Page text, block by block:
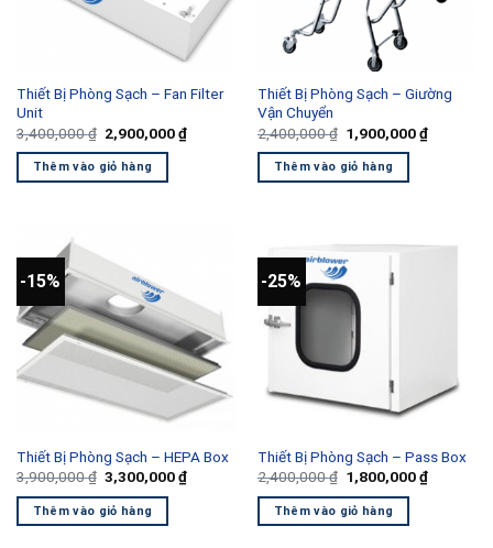
Thiết Bị Phòng Sạch – Fan Filter
Unit
3,400,000₫ Giá
gốc
là:
3,400,000 ₫.
2,900,000₫Giá
hiện
2,900,000 ₫.
Thêm vào giỏ hàng
Thiết Bị Phòng Sạch – Giường
Vận Chuyển
2,400,000₫ Giá
gốc
là:
2,400,000 ₫.
1,900,000₫Giá
hiện
Thêm vào giỏ hàng
-15%
Thiết Bị Phòng Sạch – HEPA Box
3,900,000₫ Giá
gốc
là:
3,900,000 ₫.
3,300,000₫Giá
hiện
Thêm vào giỏ hàng
-25%
Thiết Bị Phòng Sạch – Pass Box
2,400,000₫ Giá
gốc
là:
2,400,000 ₫.
1,800,000₫Giá
hiện
Thêm vào giỏ hàng